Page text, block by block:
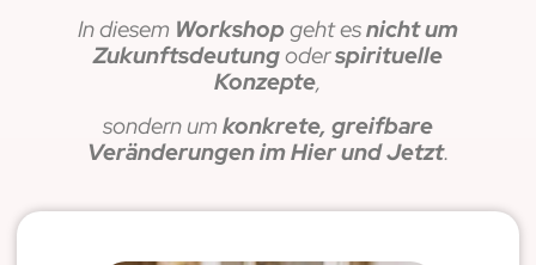
In diesem Workshopgeht esnicht um
Zukunftsdeutungoderspirituelle
Konzepte,
sondern umkonkrete, greifbare
Veränderungen im Hier und Jetzt.